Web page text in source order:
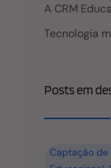
A CRM
Tecnologia
Posts em
Captação de